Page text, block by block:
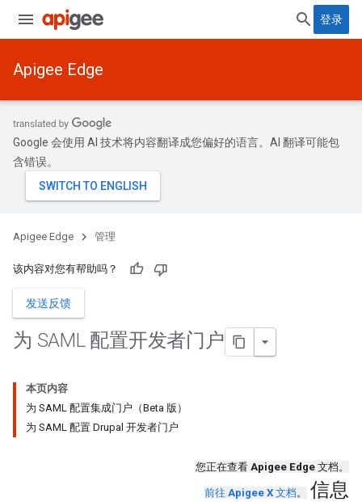
登录
Apigee Edge
Google 会使用 AI 技术将内容翻译成您偏好的语言。AI 翻译可能包
含错误。
Apigee Edge 管理
该内容对您有帮助吗？
发送反馈
为 SAML 配置开发者门户
本页内容
为 SAML 配置集成门户（Beta 版）
为 SAML 配置 Drupal 开发者门户
您正在查看 Apigee Edge 文档。
前往 Apigee X 文档。 信息